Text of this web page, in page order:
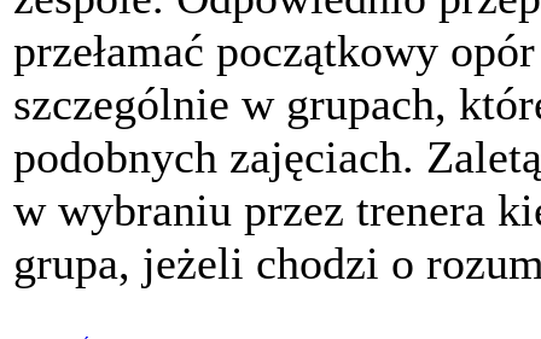
przełamać początkowy
szczególnie w grupach,
podobnych zajęciach.
w wybraniu przez trenera
grupa, jeżeli chodzi o